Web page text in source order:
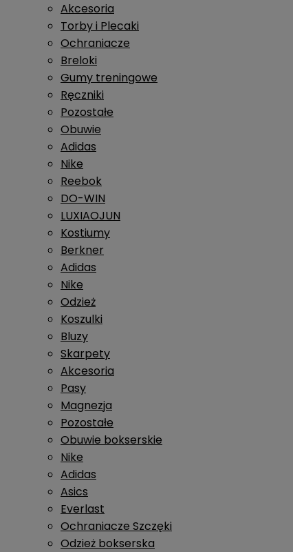
Akcesoria
Torby i Plecaki
Ochraniacze
Breloki
Gumy treningowe
Ręczniki
Pozostałe
Obuwie
Adidas
Nike
Reebok
DO-WIN
LUXIAOJUN
Kostiumy
Berkner
Adidas
Nike
Odzież
Koszulki
Bluzy
Skarpety
Akcesoria
Pasy
Magnezja
Pozostałe
Obuwie bokserskie
Nike
Adidas
Asics
Everlast
Ochraniacze Szczęki
Odzież bokserska